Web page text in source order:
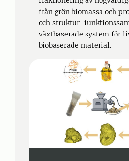
från grön biomassa och
och struktur-
växtbaserade system för
biobaserade material.